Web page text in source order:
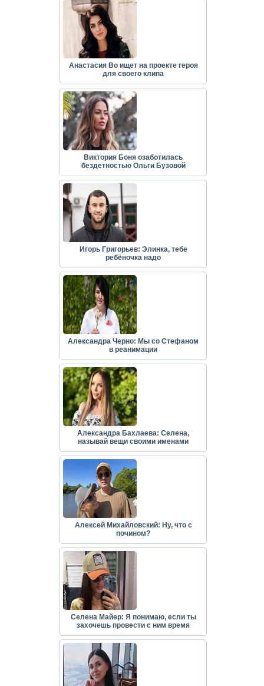
Анастасия Во ищет на проекте героя
для своего клипа
Виктория Боня озаботилась
бездетностью Ольги Бузовой
Игорь Григорьев: Элинка, тебе
ребёночка надо
Александра Черно: Мы со Стефаном
в реанимации
Александра Бахлаева: Селена,
называй вещи своими именами
Алексей Михайловский: Ну, что с
почином?
Селена Майер: Я понимаю, если ты
захочешь провести с ним время